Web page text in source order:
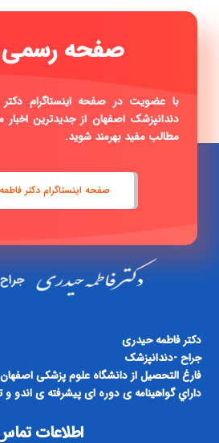
صفحه|
با عضویت در صفحه اینستاگرام
دندانپزشک اصفهان از جدیدترین
مطالب مفید بهرمند شوید.
صفحه اینستاگرام دکتر
دكتر فاطمه حيدری
جراح -دندانپزشک
فارغ التحصيل از دانشگاه علوم پزشكی اصفهان
داراي گواهينامه ی دوره ای پيشرفته ی اندو و
اطلاعات